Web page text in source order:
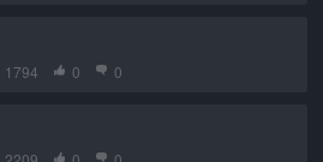
1794 0 0